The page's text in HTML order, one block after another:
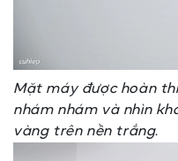
Mặt máy được hoàn
nhám nhám và nhìn
vàng trên nền trắng.